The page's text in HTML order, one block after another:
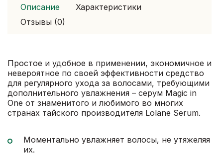
Описание
Характеристики
Отзывы (0)
Простое и удобное в применении, экономичное и
невероятное по своей эффективности средство
для регулярного ухода за волосами, требующими
дополнительного увлажнения – серум Magic in
One от знаменитого и любимого во многих
странах тайского производителя Lolane Serum.
Моментально увлажняет волосы, не утяжеляя
их.